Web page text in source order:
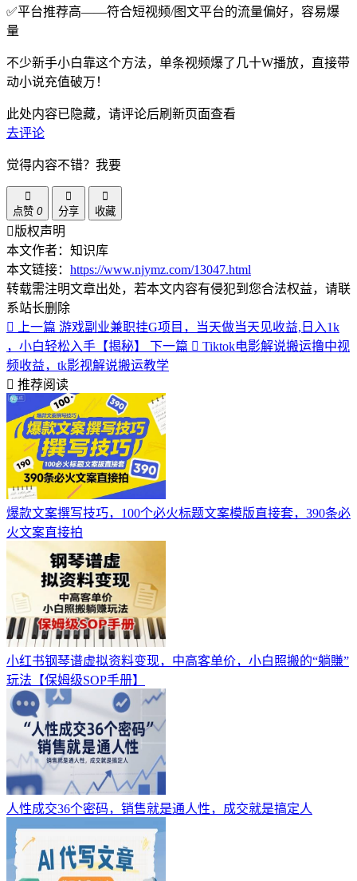
✅平台推荐高——符合短视频/图文平台的流量偏好，容易爆
量
不少新手小白靠这个方法，单条视频爆了几十W播放，直接带
动小说充值破万！
此处内容已隐藏，请评论后刷新页面查看
去评论
觉得内容不错？我要
点赞 0 分享 收藏
版权声明
本文作者：知识库
本文链接： https://www.njymz.com/13047.html
转载需注明文章出处，若本文内容有侵犯到您合法权益，请联
系站长删除
上一篇 游戏副业兼职挂G项目，当天做当天见收益,日入1k
，小白轻松入手【揭秘】
下一篇
Tiktok电影解说搬运撸中视
频收益，tk影视解说搬运教学
推荐阅读
爆款文案撰写技巧，100个必火标题文案模版直接套，390条必
火文案直接拍
小红书钢琴谱虚拟资料变现，中高客单价，小白照搬的“躺賺”
玩法【保姆级SOP手册】
人性成交36个密码，销售就是通人性，成交就是搞定人